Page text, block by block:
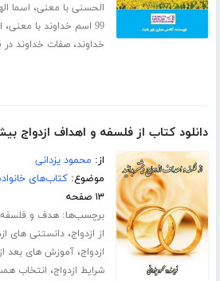
الحسنی با معنی، اسما
99 اسم خداوند با معنی ،
خداوند،صفات خداوند در
دانلود کتاب از فلسفه و اهداف ازدواج
از: محمود یزدانی
موضوع:کتاب‌های
۱۳ صفحه
برچسب‌ها:هدف و فلسفه
از ازدواج،دانستنی های
ازدواج،آموزش های بعد از
شرایط ازدواج، انتخاب